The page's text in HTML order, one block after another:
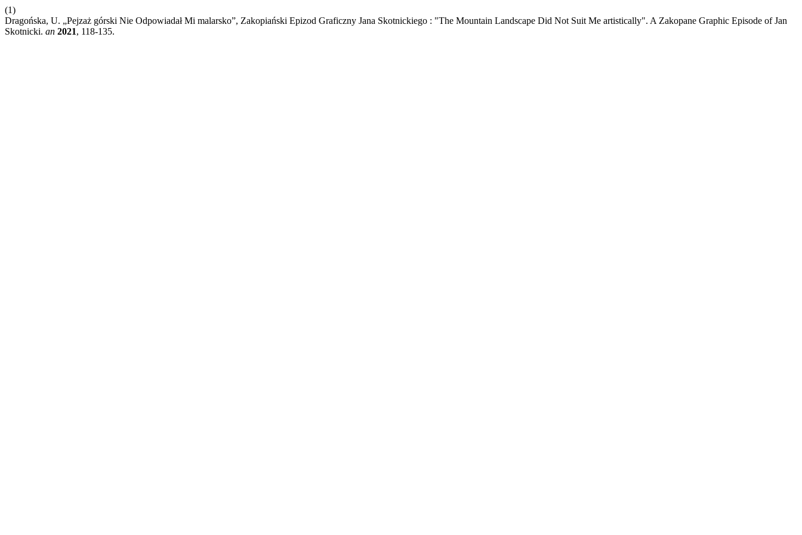
(1)
Dragońska, U. „Pejzaż górski Nie Odpowiadał Mi malarsko”, Zakopiański Epizod Graficzny Jana Skotnickiego : "The Mountain Landscape Did Not Suit Me artistically". A Zakopane Graphic Episode of Jan
Skotnicki. an 2021, 118-135.